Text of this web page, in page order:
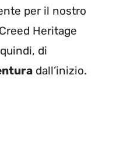
per il nostro
Heritage
di
dall’inizio.